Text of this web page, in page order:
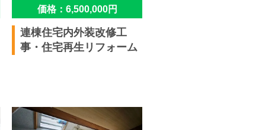
価格：6,500,000円
連棟住宅内外装改修工
事・住宅再生リフォーム